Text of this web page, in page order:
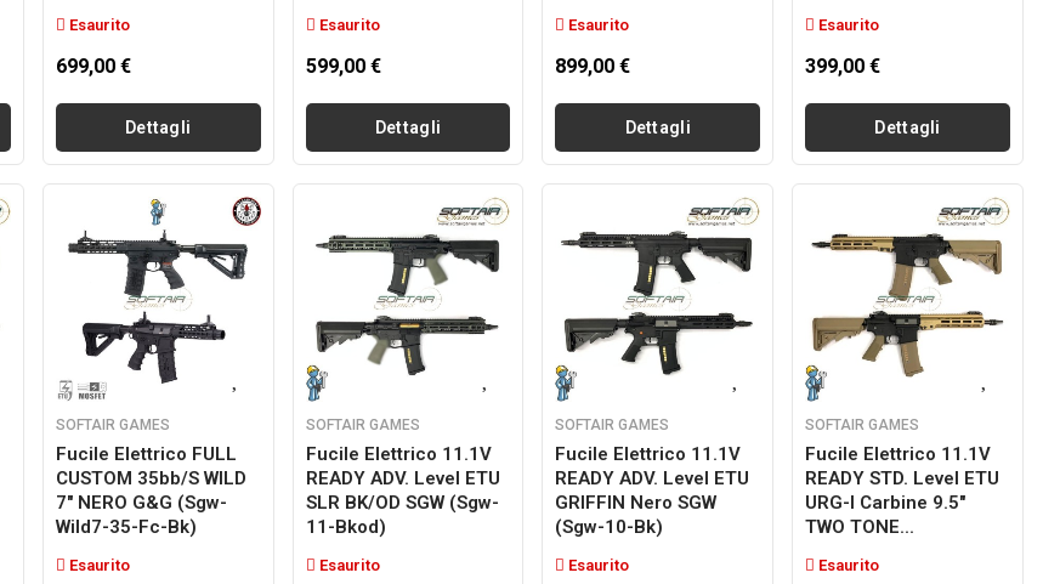
Esaurito
699,00 €
Dettagli
Esaurito
599,00 €
Dettagli
Esaurito
899,00 €
Dettagli
Esaurito
399,00 €
Dettagli
SOFTAIR GAMES
Fucile Elettrico FULL
CUSTOM 35bb/s WILD
7" NERO G&g (sgw-
Wild7-35-Fc-Bk)
Esaurito
SOFTAIR GAMES
Fucile Elettrico 11.1V
READY ADV. Level ETU
SLR BK/OD SGW (sgw-
11-Bkod)
Esaurito
SOFTAIR GAMES
Fucile Elettrico 11.1V
READY ADV. Level ETU
GRIFFIN Nero SGW
(sgw-10-Bk)
Esaurito
SOFTAIR GAMES
Fucile Elettrico 11.1V
READY STD. Level ETU
URG-I Carbine 9.5"
TWO TONE...
Esaurito